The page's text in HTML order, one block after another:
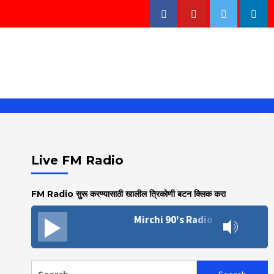
FacebookYoutubeTwitter
Live FM Radio
FM Radio सुरू करण्यासाठी खालील त्रिकोणी बटन क्लिक करा
Mirchi 90's Radio